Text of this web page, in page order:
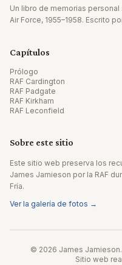
Un libro de memorias
Air Force, 1955–1958. Escrito
Capítulos
Prólogo
RAF Cardington
RAF Padgate
RAF Kirkham
RAF Leconfield
Sobre este sitio
Este sitio web preserva los
James Jamieson por la RAF
Fría.
Ver la galería de fotos →
© 2026 James
Sitio web